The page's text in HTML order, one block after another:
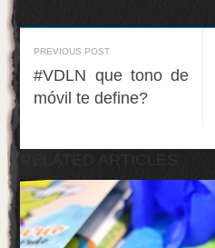
PREVIOUS POST
#VDLN que tono de
móvil te define?
RELATED ARTICLES